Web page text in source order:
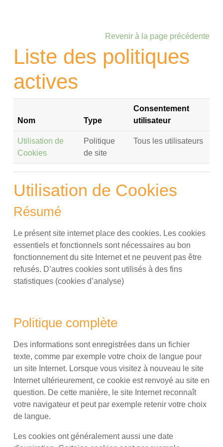
Revenir à la page précédente
Liste des politiques
actives
Nom Type
Consentement
utilisateur
Utilisation de
Cookies
Politique
de site
Tous les utilisateurs
Utilisation de Cookies
Résumé
Le présent site internet place des cookies. Les cookies
essentiels et fonctionnels sont nécessaires au bon
fonctionnement du site Internet et ne peuvent pas être
refusés. D’autres cookies sont utilisés à des fins
statistiques (cookies d’analyse)
Politique complète
Des informations sont enregistrées dans un fichier
texte, comme par exemple votre choix de langue pour
un site Internet. Lorsque vous visitez à nouveau le site
Internet ultérieurement, ce cookie est renvoyé au site en
question. De cette manière, le site Internet reconnaît
votre navigateur et peut par exemple retenir votre choix
de langue.
Les cookies ont généralement aussi une date